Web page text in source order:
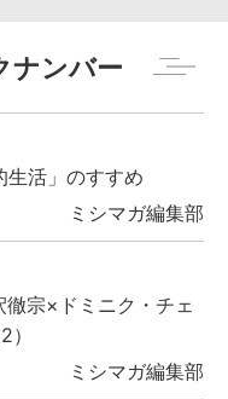
ナンバー
活」のすすめ
ミシマガ編集部
宗×ドミニク・チェ
ミシマガ編集部